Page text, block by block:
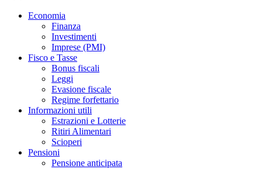
Economia
Finanza
Investimenti
Imprese (PMI)
Fisco e Tasse
Bonus fiscali
Leggi
Evasione fiscale
Regime forfettario
Informazioni utili
Estrazioni e Lotterie
Ritiri Alimentari
Scioperi
Pensioni
Pensione anticipata